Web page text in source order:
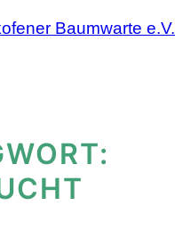
Baumwarte e.V.